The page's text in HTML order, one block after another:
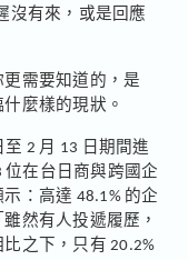
沒有來，或是回應
需要知道的，是
麼樣的現狀。
2 月 13 日期間進
在台日商與跨國企
：高達 48.1% 的企
然有人投遞履歷，
之下，只有 20.2%